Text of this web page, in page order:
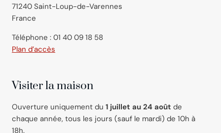
71240 Saint-Loup-de-Varennes
France
Téléphone : 01 40 09 18 58
Plan d’accès
Visiter la maison
Ouverture uniquement du 1 juillet au 24 août de
chaque année, tous les jours (sauf le mardi) de 10h à
18h.